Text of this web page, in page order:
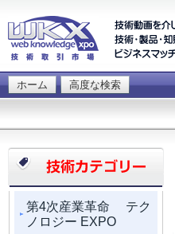
ホーム 高度な検索
第4次産業革命 テク
ノロジー EXPO